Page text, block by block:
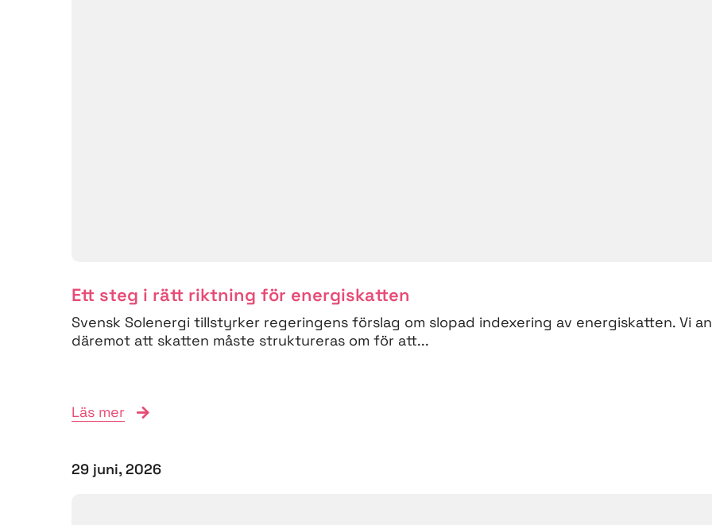
Ett steg i rätt riktning för energiskatten
Svensk Solenergi tillstyrker regeringens förslag om slopad indexering av energiskatten. Vi
däremot att skatten måste struktureras om för att...
Läs mer
29 juni, 2026